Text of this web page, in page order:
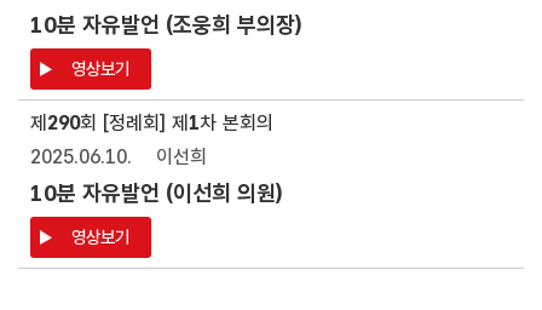
10분 자유발언 (조웅희 부의장)
영상보기
제 290회 [정례회] 제 1차 본회의
2025.06.10.
이선희
10분 자유발언 (이선희 의원)
영상보기